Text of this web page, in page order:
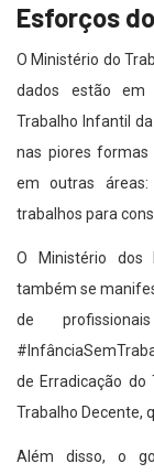
Esforços
O Ministério do
dados estão em
Trabalho Infantil
nas piores
em outras
trabalhos para
O Ministério dos
também se
de
de Erradicação
Trabalho Decente,
Além disso, o